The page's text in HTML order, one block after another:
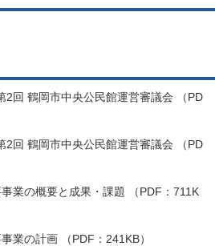
2回 鶴岡市中央公民館運営審議会 （PD
2回 鶴岡市中央公民館運営審議会 （PD
事業の概要と成果・課題 （PDF：711K
業の計画 （PDF：241KB）